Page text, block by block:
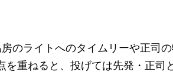
のライトへのタイムリーや正司
を重ねると、投げては先発・正司